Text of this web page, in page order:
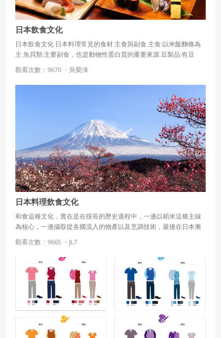
日本飲食文化
日本飲食文化 日本料理常見的食材 主食與副食 主食:以米飯麵條為
主 魚貝類:主要副食，也是動物性蛋白質的重要來源 豆製品:有豆
腐、油豆腐等 其他蔬菜:作法有燉、煮、涼拌、醋拌、浸、燙
觀看次數：9670 ・ 吳榮浲
日本料理飲食文化
和食這種文化，實在是在很長的歷史過程中，一邊以稻米這條主線
為核心，一邊攝取從各國流入的物產以及烹調技術，最後在日本漸
漸形成的料理體系，它簡直就是日本歷史的產物，不僅僅是生活文
化，更包含了藝術以及宗教思想，是用來說明日本文化自身本質的
好例子。
觀看次數：9665 ・ JL7